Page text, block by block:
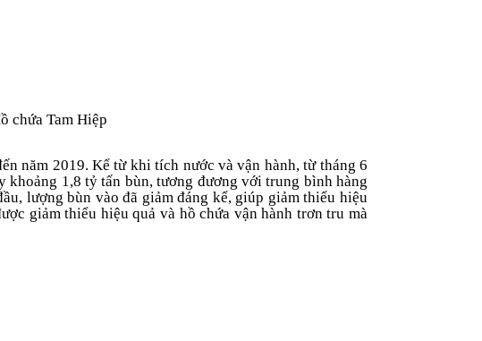
chứa Tam Hiệp
năm 2019. Kể từ khi tích nước và vận hành, từ tháng 6
khoảng 1,8 tỷ tấn bùn, tương đương với trung bình hàng
lượng bùn vào đã giảm đáng kể, giúp giảm thiểu hiệu
giảm thiểu hiệu quả và hồ chứa vận hành trơn tru mà